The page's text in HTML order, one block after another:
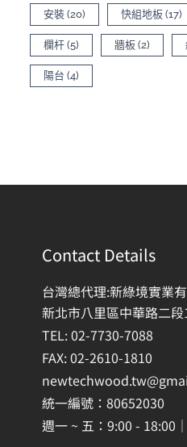
安裝 (20) 快組地板 (17)
欄杆 (5) 牆板 (2)
陽台 (4)
Contact Details
台灣總代理:新綠境實業
新北市八里區中華路二
TEL: 02-7730-7088
FAX: 02-2610-1810
統一編號：80652030
週一 ~ 五：9:00 - 18:00